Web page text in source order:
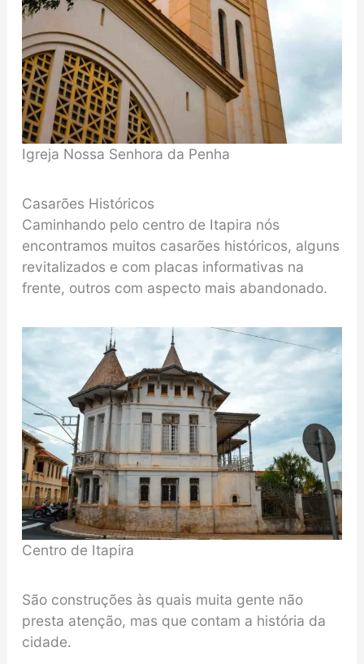
Igreja Nossa Senhora da Penha
Casarões Históricos
Caminhando pelo centro de Itapira nós
encontramos muitos casarões históricos, alguns
revitalizados e com placas informativas na
frente, outros com aspecto mais abandonado.
Centro de Itapira
São construções às quais muita gente não
presta atenção, mas que contam a história da
cidade.